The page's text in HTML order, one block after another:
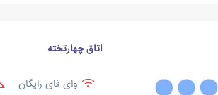
اتاق چهارتخته
وای فای رایگان